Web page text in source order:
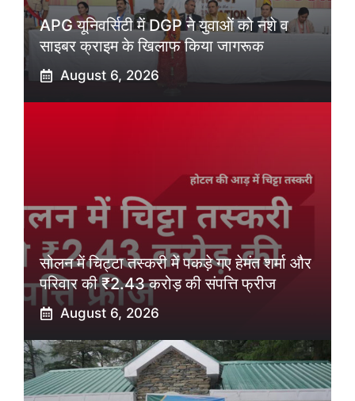
APG यूनिवर्सिटी में DGP ने युवाओं को नशे व
साइबर क्राइम के खिलाफ किया जागरूक
August 6, 2026
सोलन में चिट्टा तस्करी में पकड़े गए हेमंत शर्मा और
परिवार की ₹2.43 करोड़ की संपत्ति फ्रीज
August 6, 2026